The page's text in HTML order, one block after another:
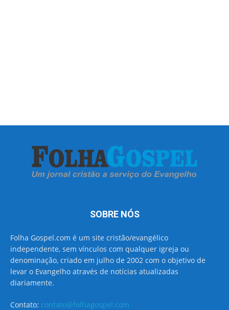
SOBRE NÓS
Folha Gospel.com é um site cristão/evangélico
independente, sem vínculos com qualquer igreja ou
denominação, criado em julho de 2002 com o objetivo de
levar o Evangelho através de notícias atualizadas
diariamente.
Contato: contato@folhagospel.com